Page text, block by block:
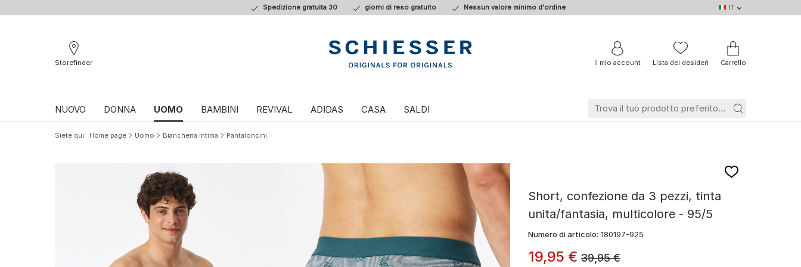
Spedizione gratuita 30 giorni di reso gratuito Nessun valore minimo d'ordine
IT
DE
IT
BE
FR
Storefinder
Il mio account Lista dei desideri Carrello
NUOVO DONNA UOMO BAMBINI REVIVAL ADIDAS CASA SALDI
Siete qui Home page Uomo Biancheria intima Pantaloncini
Short, confezione da 3 pezzi, tinta
unita/fantasia, multicolore - 95/5
Numero di articolo: 180197-925
19,95 €39,95€